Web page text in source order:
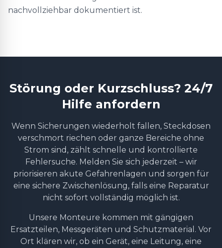
nachvollziehbar dokumentiert ist.
Störung oder Kurzschluss? 24/7
Hilfe anfordern
Wenn Sicherungen wiederholt fallen, Steckdosen
verschmort riechen oder ganze Bereiche ohne
Strom sind, zählt schnelle und kontrollierte
Fehlersuche. Melden Sie sich jederzeit – wir
priorisieren akute Gefahrenlagen und sorgen für
eine sichere Zwischenlösung, falls eine Reparatur
nicht sofort vollständig möglich ist.
Unsere Monteure kommen mit gängigen
Ersatzteilen, Messgeräten und Schutzmaterial. Vor
Ort klären wir, ob ein Gerät, eine Leitung, eine